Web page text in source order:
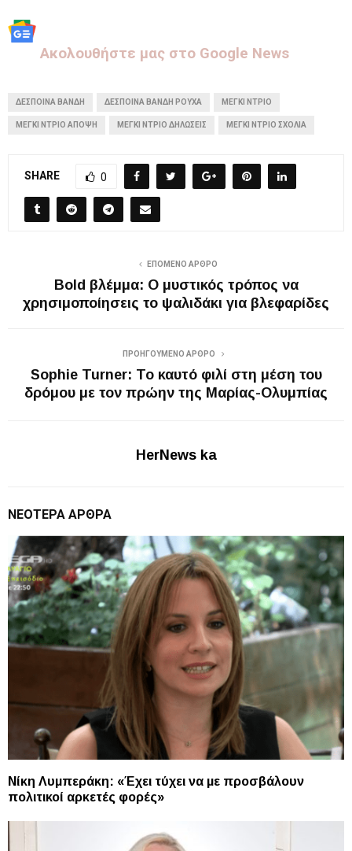
Aκολουθήστε μας στo Google News
ΔΈΣΠΟΙΝΑ ΒΑΝΔΉ ΔΈΣΠΟΙΝΑ ΒΑΝΔΉ ΡΟΎΧΑ ΜΈΓΚΙ ΝΤΡΊΟ
ΜΈΓΚΙ ΝΤΡΊΟ ΆΠΟΨΗ ΜΈΓΚΙ ΝΤΡΊΟ ΔΗΛΏΣΕΙΣ ΜΈΓΚΙ ΝΤΡΊΟ ΣΧΌΛΙΑ
SHARE 0
ΕΠΌΜΕΝΟ ΆΡΘΡΟ
Bold βλέμμα: Ο μυστικός τρόπος να
χρησιμοποίησεις το ψαλιδάκι για βλεφαρίδες
ΠΡΟΗΓΟΎΜΕΝΟ ΆΡΘΡΟ
Sophie Turner: Το καυτό φιλί στη μέση του
δρόμου με τον πρώην της Μαρίας-Ολυμπίας
HerNews ka
ΝΕΌΤΕΡΑ ΆΡΘΡΑ
Νίκη Λυμπεράκη: «Έχει τύχει να με προσβάλουν
πολιτικοί αρκετές φορές»